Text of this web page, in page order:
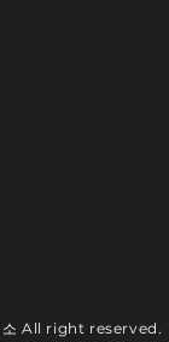
소 All right reserved.